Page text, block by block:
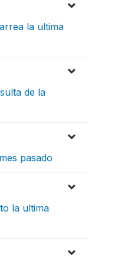
la ultima
de la
pasado
la ultima